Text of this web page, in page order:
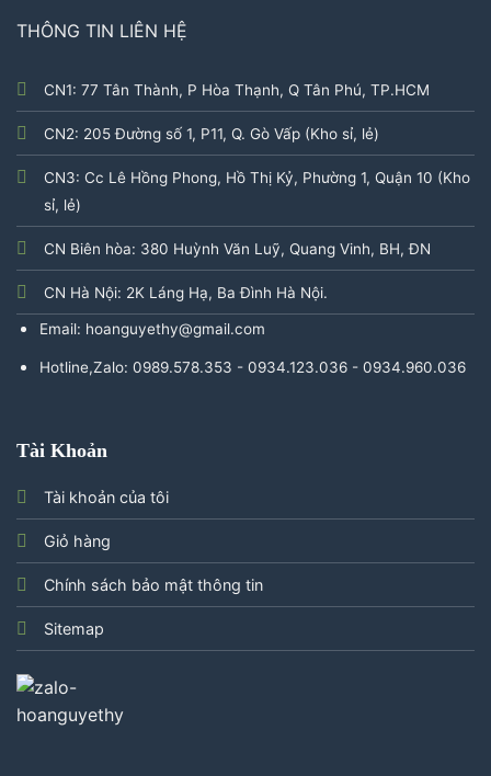
THÔNG TIN LIÊN HỆ
CN1: 77 Tân Thành, P Hòa Thạnh, Q Tân Phú, TP.HCM
CN2: 205 Đường số 1, P11, Q. Gò Vấp (Kho sỉ, lẻ)
CN3: Cc Lê Hồng Phong, Hồ Thị Kỷ, Phường 1, Quận 10 (Kho
sỉ, lẻ)
CN Biên hòa: 380 Huỳnh Văn Luỹ, Quang Vinh, BH, ĐN
CN Hà Nội: 2K Láng Hạ, Ba Đình Hà Nội.
Email: hoanguyethy@gmail.com
Hotline,Zalo: 0989.578.353 - 0934.123.036 - 0934.960.036
Tài Khoản
Tài khoản của tôi
Giỏ hàng
Chính sách bảo mật thông tin
Sitemap